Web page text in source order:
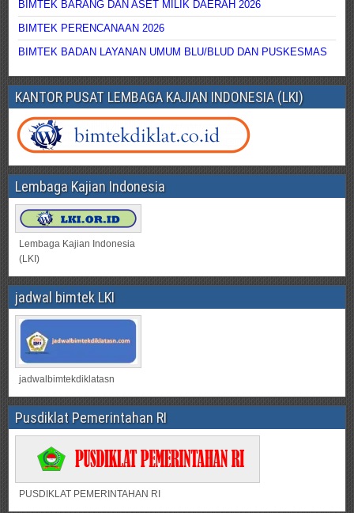
BIMTEK BARANG DAN ASET MILIK DAERAH 2026
BIMTEK PERENCANAAN 2026
BIMTEK BADAN LAYANAN UMUM BLU/BLUD DAN PUSKESMAS
KANTOR PUSAT LEMBAGA KAJIAN INDONESIA (LKI)
Lembaga Kajian Indonesia
Lembaga Kajian Indonesia
(LKI)
jadwal bimtek LKI
jadwalbimtekdiklatasn
Pusdiklat Pemerintahan RI
PUSDIKLAT PEMERINTAHAN RI